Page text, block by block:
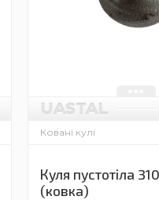
UASTAL
Ковані кулі
Куля пустотіла
(ковка)